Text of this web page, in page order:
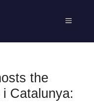
the
Catalunya: